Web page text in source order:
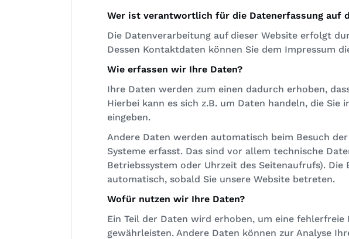
Wer ist verantwortlich für die Datenerfassung auf
Die Datenverarbeitung auf dieser Website erfolgt
Dessen Kontaktdaten können Sie dem Impressum
Wie erfassen wir Ihre Daten?
Ihre Daten werden zum einen dadurch erhoben,
Hierbei kann es sich z.B. um Daten handeln, die Sie
eingeben.
Andere Daten werden automatisch beim Besuch
Systeme erfasst. Das sind vor allem technische
Betriebssystem oder Uhrzeit des Seitenaufrufs).
automatisch, sobald Sie unsere Website betreten.
Wofür nutzen wir Ihre Daten?
Ein Teil der Daten wird erhoben, um eine
gewährleisten. Andere Daten können zur Analyse